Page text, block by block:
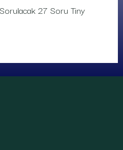
27 Soru Tiny